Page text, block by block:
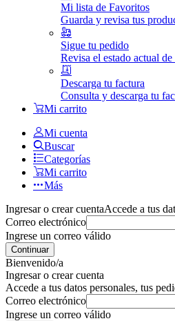
Mi lista de Favoritos
Guarda y revisa tus
Sigue tu pedido
Revisa el estado actual
Descarga tu factura
Consulta y descarga tu
Mi carrito
Mi cuenta
Buscar
Categorías
Mi carrito
Más
Ingresar o crear cuentaAccede a tus
Correo electrónico
Ingrese un correo válido
Continuar
Bienvenido/a
Ingresar o crear cuenta
Accede a tus datos personales, tus
Correo electrónico
Ingrese un correo válido